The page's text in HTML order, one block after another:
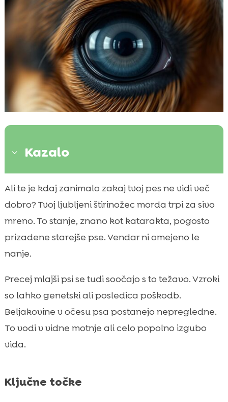
3 Kazalo
 Kaj je siva mrena pri psu?
 Simptomi sive mrene pri psu
 Vzroki za sivo mreno pri psu
 Diagnoza sive mrene pri psu
 Zdravljenje sive mrene pri psu

Kako pomaga CricksyDog hrana pri psu s
sivo mreno
 Ely mokra hrana: idealna izbira za psa s
sivo mreno
Kako prepoznati sivo mreno pri psu v
Ali te je kdaj zanimalo zakaj tvoj pes ne vidi več
dobro? Tvoj ljubljeni štirinožec morda trpi za sivo
mreno. To stanje, znano kot katarakta, pogosto
prizadene starejše pse. Vendar ni omejeno le
nanje.
Precej mlajši psi se tudi soočajo s to težavo. Vzroki
so lahko genetski ali posledica poškodb.
Beljakovine v očesu psa postanejo nepregledne.
To vodi v vidne motnje ali celo popolno izgubo
vida.
Ključne točke